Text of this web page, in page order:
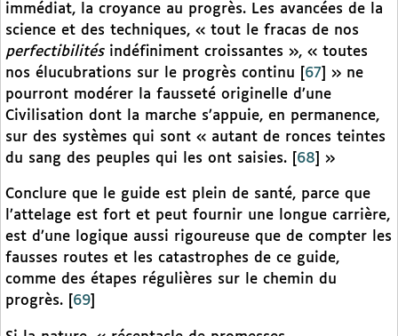
immédiat, la croyance au progrès. Les avancées de la
science et des techniques, « tout le fracas de nos
perfectibilitésindéfiniment croissantes », « toutes
nos élucubrations sur le progrès continu
67
» ne
pourront modérer la fausseté originelle d’une
Civilisation dont la marche s’appuie, en permanence,
sur des systèmes qui sont « autant de ronces teintes
du sang des peuples qui les ont saisies.
68 »
Conclure que le guide est plein de santé, parce que
l’attelage est fort et peut fournir une longue carrière,
est d’une logique aussi rigoureuse que de compter les
fausses routes et les catastrophes de ce guide,
comme des étapes régulières sur le chemin du
progrès.
69